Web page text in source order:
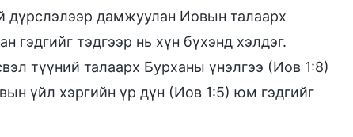
дүрслэлээр дамжуулан Иовын талаарх
гэдгийг тэдгээр нь хүн бүхэнд хэлдэг.
түүний талаарх Бурханы үнэлгээ (Иов 1:8)
үйл хэргийн үр дүн (Иов 1:5) юм гэдгийг